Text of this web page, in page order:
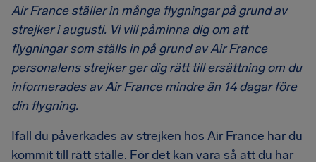
Air France ställer in många flygningar på grund av
strejker i augusti. Vi vill påminna dig om att
flygningar som ställs in på grund av Air France
personalens strejker ger dig rätt till ersättning om du
informerades av Air France mindre än 14 dagar före
din flygning.
Ifall du påverkades av strejken hos Air France har du
kommit till rätt ställe. För det kan vara så att du har